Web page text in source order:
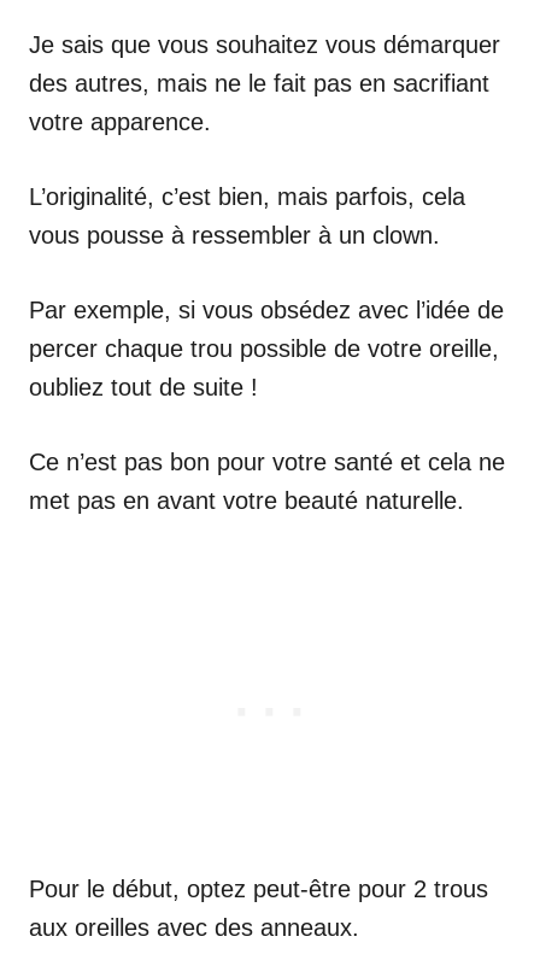
Je sais que vous souhaitez vous démarquer
des autres, mais ne le fait pas en sacrifiant
votre apparence.
L’originalité, c’est bien, mais parfois, cela
vous pousse à ressembler à un clown.
Par exemple, si vous obsédez avec l’idée de
percer chaque trou possible de votre oreille,
oubliez tout de suite !
Ce n’est pas bon pour votre santé et cela ne
met pas en avant votre beauté naturelle.
Pour le début, optez peut-être pour 2 trous
aux oreilles avec des anneaux.